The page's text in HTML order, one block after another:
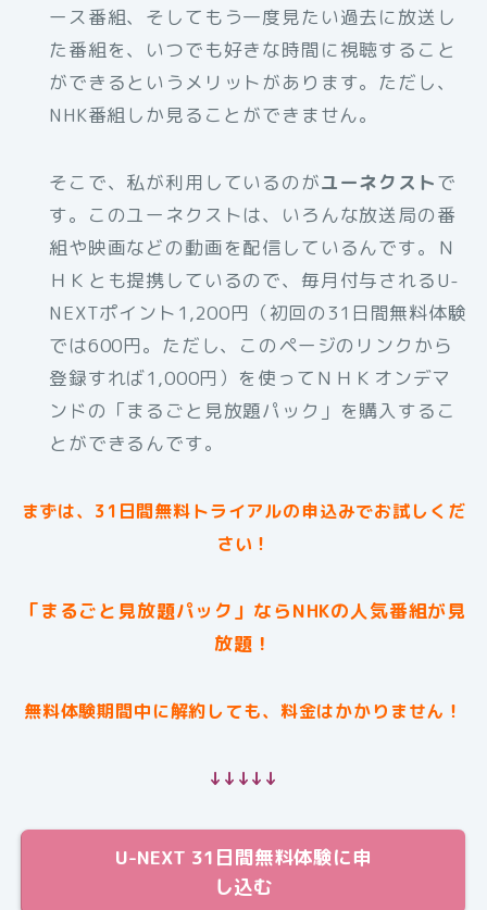
ース番組、そしてもう一度見たい過去に放送し
た番組を、いつでも好きな時間に視聴すること
ができるというメリットがあります。ただし、
NHK番組しか見ることができません。
そこで、私が利用しているのがユーネクストで
す。このユーネクストは、いろんな放送局の番
組や映画などの動画を配信しているんです。Ｎ
ＨＫとも提携しているので、毎月付与されるU-
NEXTポイント1,200円（初回の31日間無料体験
では600円。ただし、このページのリンクから
登録すれば1,000円）を使ってＮＨＫオンデマ
ンドの「まるごと見放題パック」を購入するこ
とができるんです。
まずは、31日間無料トライアルの申込みでお試しくだ
さい！
「まるごと見放題パック」ならNHKの人気番組が見
放題！
無料体験期間中に解約しても、料金はかかりません！
↓↓↓↓↓
U-NEXT 31日間無料体験に申
し込む